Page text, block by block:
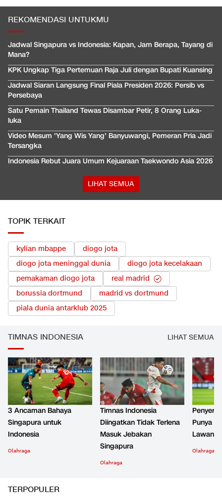
REKOMENDASI UNTUKMU
Jadwal Singapura vs Indonesia: Kapan, Jam Berapa, Tayang di
Mana?
KPK Ungkap Tiga Pertemuan Raja Juli dengan Bupati Kuansing
Jadwal Siaran Langsung Final Piala Presiden 2026: Persib vs
Persebaya
Satu Pemain Thailand Tewas Disambar Petir, 8 Orang Luka-
luka
Video Mesum 'Yang Wis Yang' Banyuwangi, Pemeran Pria Jadi
Tersangka
Indonesia Rebut Juara Umum Kejuaraan Taekwondo Asia 2026
LIHAT SEMUA
TOPIK TERKAIT
kylian mbappe
diogo jota
diogo jota meninggal dunia
diogo jota kecelakaan
pemakaman diogo jota
real madrid
borussia dortmund
madrid vs dortmund
piala dunia antarklub 2025
TIMNAS INDONESIA LIHAT SEMUA
3 Ancaman Bahaya
Singapura untuk
Indonesia
Olahraga
Timnas Indonesia
Diingatkan Tidak Terlena
Masuk Jebakan
Singapura
Olahraga
Punya
Lawan
Olahraga
TERPOPULER